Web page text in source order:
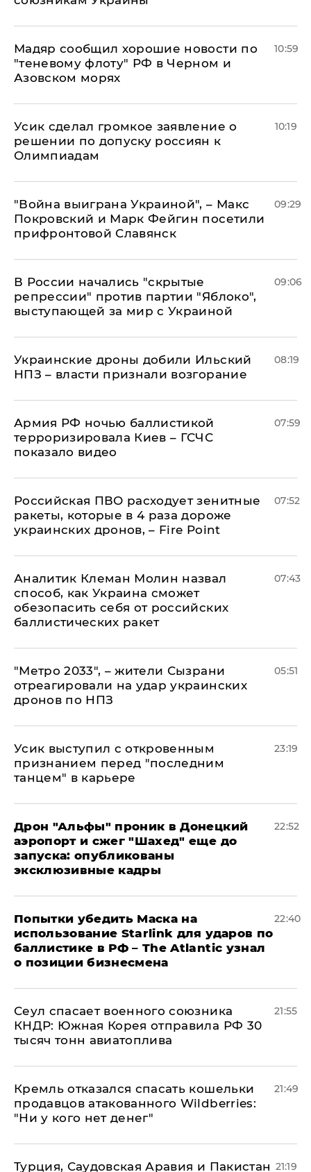
Мадяр сообщил хорошие новости по
"теневому флоту" РФ в Черном и
Азовском морях
10:59
Усик сделал громкое заявление о
решении по допуску россиян к
Олимпиадам
10:19
"Война выиграна Украиной", – Макс
Покровский и Марк Фейгин посетили
прифронтовой Славянск
09:29
В России начались "скрытые
репрессии" против партии "Яблоко",
выступающей за мир с Украиной
09:06
Украинские дроны добили Ильский
НПЗ – власти признали возгорание
08:19
Армия РФ ночью баллистикой
терроризировала Киев – ГСЧС
показало видео
07:59
Российская ПВО расходует зенитные
ракеты, которые в 4 раза дороже
украинских дронов, – Fire Point
07:52
Аналитик Клеман Молин назвал
способ, как Украина сможет
обезопасить себя от российских
баллистических ракет
07:43
"Метро 2033", – жители Сызрани
отреагировали на удар украинских
дронов по НПЗ
05:51
Усик выступил с откровенным
признанием перед "последним
танцем" в карьере
23:19
Дрон "Альфы" проник в Донецкий
аэропорт и сжег "Шахед" еще до
запуска: опубликованы
эксклюзивные кадры
22:52
Попытки убедить Маска на
использование Starlink для ударов по
баллистике в РФ – The Atlantic узнал
о позиции бизнесмена
22:40
​Сеул спасает военного союзника
КНДР: Южная Корея отправила РФ 30
тысяч тонн авиатоплива
21:55
Кремль отказался спасать кошельки
продавцов атакованного Wildberries:
"Ни у кого нет денег"
21:49
Турция, Саудовская Аравия и Пакистан 21:19